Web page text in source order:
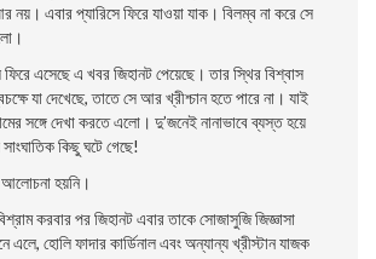
নয়। এবার প্যারিসে ফিরে যাওয়া যাক। বিলম্ব না করে সে
ফিরে এসেছে এ খবর জিহানট পেয়েছে। তার স্থির বিশ্বাস
যা দেখেছে, তাতে সে আর খ্রীশ্চান হতে পারে না। যাই
সঙ্গে দেখা করতে এলাে। দু’জনেই নানাভাবে ব্যস্ত হয়ে
কিছু ঘটে গেছে!
হয়নি।
করবার পর জিহানট এবার তাকে সােজাসুজি জিজ্ঞাসা
এলে, হােলি ফাদার কার্ডিনাল এবং অন্যান্য খ্রীস্টান যাজক